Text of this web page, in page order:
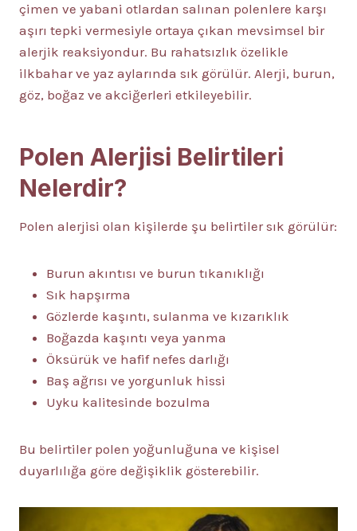
çimen ve yabani otlardan salınan polenlere karşı
aşırı tepki vermesiyle ortaya çıkan mevsimsel bir
alerjik reaksiyondur. Bu rahatsızlık özelikle
ilkbahar ve yaz aylarında sık görülür. Alerji, burun,
göz, boğaz ve akciğerleri etkileyebilir.
Polen Alerjisi Belirtileri
Nelerdir?
Polen alerjisi olan kişilerde şu belirtiler sık görülür:
Burun akıntısı ve burun tıkanıklığı
Sık hapşırma
Gözlerde kaşıntı, sulanma ve kızarıklık
Boğazda kaşıntı veya yanma
Öksürük ve hafif nefes darlığı
Baş ağrısı ve yorgunluk hissi
Uyku kalitesinde bozulma
Bu belirtiler polen yoğunluğuna ve kişisel
duyarlılığa göre değişiklik gösterebilir.